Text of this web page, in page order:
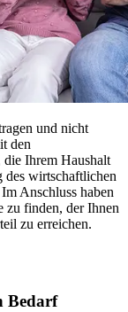
und nicht
den
die Ihrem Haushalt
des wirtschaftlichen
Anschluss haben
zu finden, der Ihnen
zu erreichen.
Bedarf